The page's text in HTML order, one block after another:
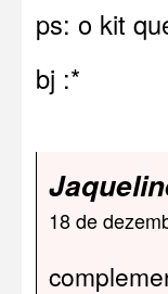
ps: o kit
bj :*
18 de